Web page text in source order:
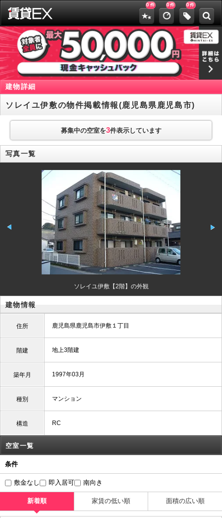
0 件 0件 0件
建物詳細
ソレイユ伊敷の物件掲載情報(鹿児島県鹿児島市)
募集中の空室を3件表示しています
写真一覧
ソレイユ伊敷【2階】の外観
建物情報
住所 鹿児島県鹿児島市伊敷１丁目
階建 地上3階建
築年月 1997年03月
種別 マンション
構造 RC
空室一覧
条件
敷金なし 即入居可 南向き
新着順 家賃の低い順 面積の広い順